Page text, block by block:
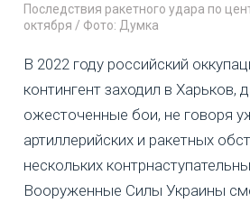
Последствия ракетного удара по
октября / Фото: Думка
В 2022 году российский
контингент заходил в Харьков,
ожесточенные бои, не говоря
артиллерийских и ракетных
нескольких
Вооруженные Силы Украины